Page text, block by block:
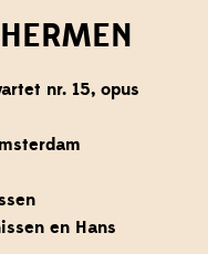
nr. 15, opus
en Hans